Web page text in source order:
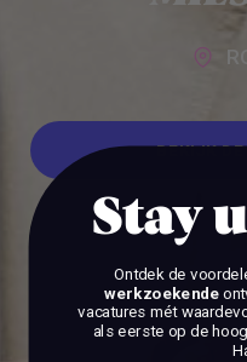
BEKIJK DE
BEKIJK DE
Stay
Ontdek de
werkzoekende
vacatures mét
als eerste op de